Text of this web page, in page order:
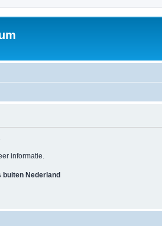
informatie.
buiten Nederland